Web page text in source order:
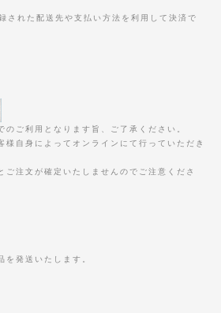
された配送先や支払い方法を利用して決済で
のご利用となります旨、ご了承ください。
様自身によってオンラインにて行っていただき
ご注文が確定いたしませんのでご注意くださ
を発送いたします。